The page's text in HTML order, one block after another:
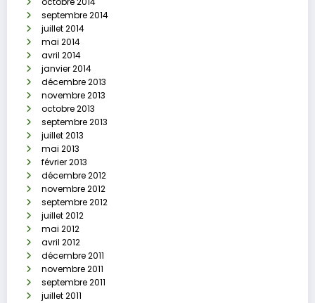
septembre 2014
juillet 2014
mai 2014
avril 2014
janvier 2014
décembre 2013
novembre 2013
octobre 2013
septembre 2013
juillet 2013
mai 2013
février 2013
décembre 2012
novembre 2012
septembre 2012
juillet 2012
mai 2012
avril 2012
décembre 2011
novembre 2011
septembre 2011
juillet 2011